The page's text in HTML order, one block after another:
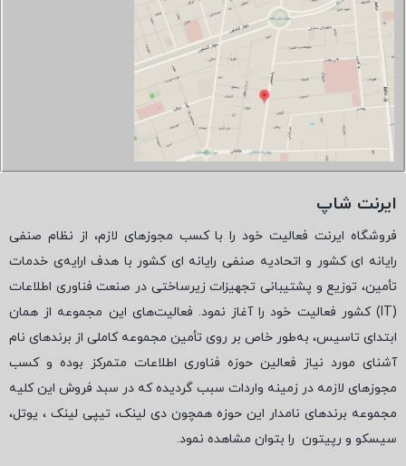
ایرنت شاپ
فروشگاه ایرنت فعالیت خود را با کسب مجوزهای لازم، از نظام صنفی
رایانه ای کشور و اتحادیه صنفی رایانه ای کشور با هدف ارایه‌ی خدمات
تأمین، توزیع و پشتیبانی تجهیزات زیرساختی در صنعت فناوری اطلاعات
(
IT) کشور فعالیت خود را آغاز نمود. فعالیت‌های این مجموعه از همان
ابتدای تاسیس، به‌طور خاص بر روی تأمین مجموعه کاملی از برندهای نام
آشنای مورد نیاز فعالین حوزه فناوری اطلاعات متمرکز بوده و کسب
مجوزهای لازمه در زمینه واردات سبب گردیده که در سبد فروش این کلیه
مجموعه برندهای نامدار این حوزه همچون دی لینک، تیپی لینک ، یوتل،
سیسکو و رپیتون را بتوان مشاهده نمود.